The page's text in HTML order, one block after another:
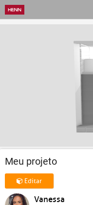
Meu projeto
Editar
Vanessa